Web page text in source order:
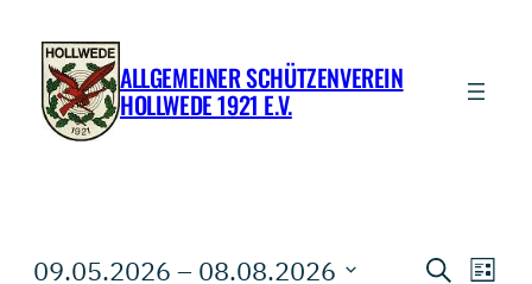
ALLGEMEINER SCHÜTZENVEREIN
HOLLWEDE 1921 E.V.
Veranstaltungen Suche
Liste
09.05.2026 – 08.08.2026